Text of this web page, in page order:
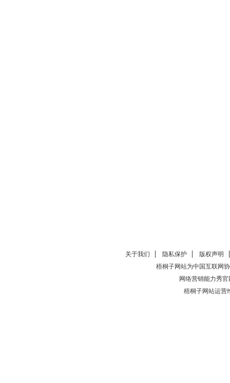
关于我们 隐私保护
版权声明
梧桐子网站为中国互联网
网络营销能力秀官
梧桐子网站运营